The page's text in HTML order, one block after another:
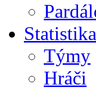
Statistika
Týmy
Hráči